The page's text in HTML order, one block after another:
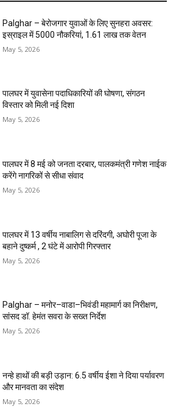
Palghar – बेरोजगार युवाओं के लिए सुनहरा अवसर:
इस्राइल में 5000 नौकरियां, ₹1.61 लाख तक वेतन
May 5, 2026
पालघर में युवासेना पदाधिकारियों की घोषणा, संगठन
विस्तार को मिली नई दिशा
May 5, 2026
पालघर में 8 मई को जनता दरबार, पालकमंत्री गणेश नाईक
करेंगे नागरिकों से सीधा संवाद
May 5, 2026
पालघर में 13 वर्षीय नाबालिग से दरिंदगी, अघोरी पूजा के
बहाने दुष्कर्म , 2 घंटे में आरोपी गिरफ्तार
May 5, 2026
Palghar – मनोर–वाडा–भिवंडी महामार्ग का निरीक्षण,
सांसद डॉ. हेमंत सवरा के सख्त निर्देश
May 5, 2026
नन्हे हाथों की बड़ी उड़ान: 6.5 वर्षीय ईशा ने दिया पर्यावरण
और मानवता का संदेश
May 5, 2026